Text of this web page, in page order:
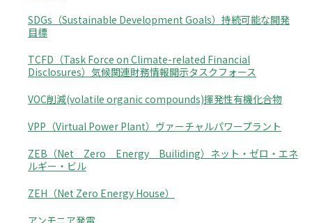
SDGs（Sustainable Development Goals）持続可能な開発
目標
TCFD（Task Force on Climate-related Financial
Disclosures）気候関連財務情報開示タスクフォース
VOC削減(volatile organic compounds)揮発性有機化合物
VPP（Virtual Power Plant）ヴァーチャルパワープラント
ZEB（Net Zero Energy Builiding）ネット・ゼロ・エネ
ルギー・ビル
ZEH（Net Zero Energy House）
アンモニア発電